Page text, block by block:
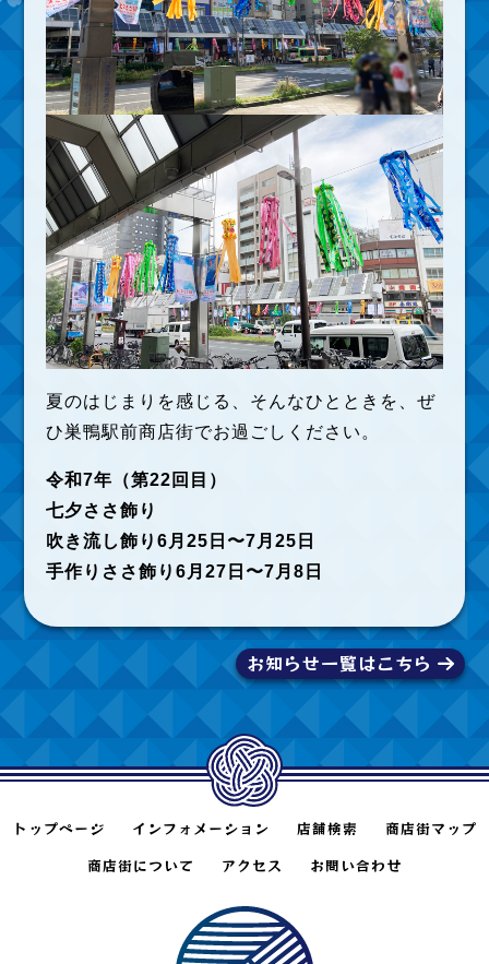
夏のはじまりを感じる、そんなひとときを、ぜ
ひ巣鴨駅前商店街でお過ごしください。
令和7年（第22回目）
七夕ささ飾り
吹き流し飾り6月25日〜7月25日
手作りささ飾り6月27日〜7月8日
お知らせ一覧はこちら
トップページ インフォメーション 店舗検索
商店街マップ
商店街について
アクセス お問い合わせ